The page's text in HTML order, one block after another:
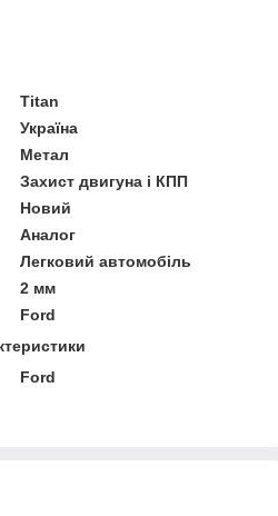
Titan
Україна
Метал
Захист двигуна і КПП
Новий
Аналог
Легковий автомобіль
2 мм
Ford
Ford